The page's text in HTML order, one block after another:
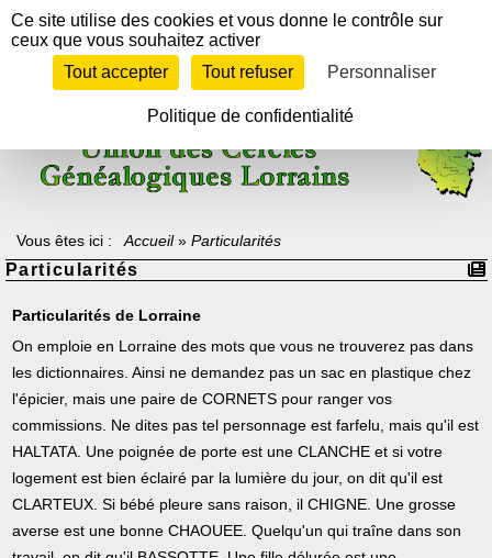
Texte à méditer :
"Celui qui ne sait pas d'où il vient ne peut savoir où il
va, car il ne sait pas où il est.
En ce sens, le passé est la rampe de lancement vers l'avenir".
Archiduc Otto de Lorraine-Habsbourg
Vous êtes ici : Accueil» Particularités
Particularités
Particularités de Lorraine
On emploie en Lorraine des mots que vous ne trouverez pas dans
les dictionnaires. Ainsi ne demandez pas un sac en plastique chez
l'épicier, mais une paire de CORNETS pour ranger vos
commissions. Ne dites pas tel personnage est farfelu, mais qu'il est
HALTATA. Une poignée de porte est une CLANCHE et si votre
logement est bien éclairé par la lumière du jour, on dit qu'il est
CLARTEUX. Si bébé pleure sans raison, il CHIGNE. Une grosse
averse est une bonne CHAOUEE. Quelqu'un qui traîne dans son
Ce site utilise des cookies et vous donne le contrôle sur
ceux que vous souhaitez activer
Tout accepter
Tout refuser Personnaliser
Politique de confidentialité